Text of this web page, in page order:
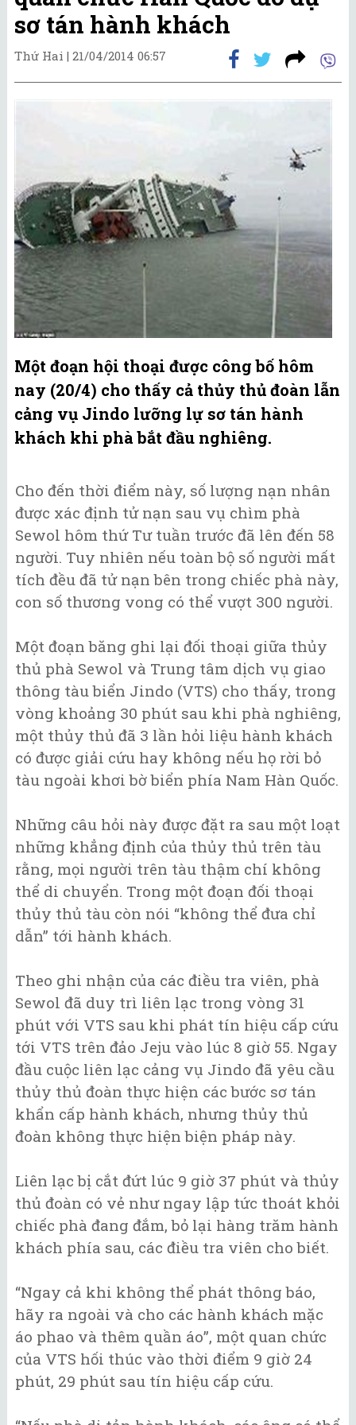
sơ tán hành khách
Thứ Hai | 21/04/2014 06:57
Một đoạn hội thoại được công bố hôm
nay (20/4) cho thấy cả thủy thủ đoàn lẫn
cảng vụ Jindo lưỡng lự sơ tán hành
khách khi phà bắt đầu nghiêng.
Cho đến thời điểm này, số lượng nạn nhân
được xác định tử nạn sau vụ chìm phà
Sewol hôm thứ Tư tuần trước đã lên đến 58
người. Tuy nhiên nếu toàn bộ số người mất
tích đều đã tử nạn bên trong chiếc phà này,
con số thương vong có thể vượt 300 người.
Một đoạn băng ghi lại đối thoại giữa thủy
thủ phà Sewol và Trung tâm dịch vụ giao
thông tàu biển Jindo (VTS) cho thấy, trong
vòng khoảng 30 phút sau khi phà nghiêng,
một thủy thủ đã 3 lần hỏi liệu hành khách
có được giải cứu hay không nếu họ rời bỏ
tàu ngoài khơi bờ biển phía Nam Hàn Quốc.
Những câu hỏi này được đặt ra sau một loạt
những khẳng định của thủy thủ trên tàu
rằng, mọi người trên tàu thậm chí không
thể di chuyển. Trong một đoạn đối thoại
thủy thủ tàu còn nói “không thể đưa chỉ
dẫn” tới hành khách.
Theo ghi nhận của các điều tra viên, phà
Sewol đã duy trì liên lạc trong vòng 31
phút với VTS sau khi phát tín hiệu cấp cứu
tới VTS trên đảo Jeju vào lúc 8 giờ 55. Ngay
đầu cuộc liên lạc cảng vụ Jindo đã yêu cầu
thủy thủ đoàn thực hiện các bước sơ tán
khẩn cấp hành khách, nhưng thủy thủ
đoàn không thực hiện biện pháp này.
Liên lạc bị cắt đứt lúc 9 giờ 37 phút và thủy
thủ đoàn có vẻ như ngay lập tức thoát khỏi
chiếc phà đang đắm, bỏ lại hàng trăm hành
khách phía sau, các điều tra viên cho biết.
“Ngay cả khi không thể phát thông báo,
hãy ra ngoài và cho các hành khách mặc
áo phao và thêm quần áo”, một quan chức
của VTS hối thúc vào thời điểm 9 giờ 24
phút, 29 phút sau tín hiệu cấp cứu.